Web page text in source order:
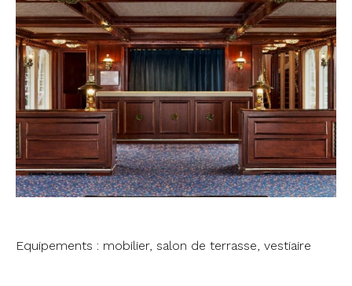
Equipements : mobilier, salon de terrasse, vestiaire